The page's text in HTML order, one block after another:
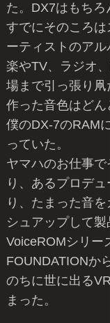
た。DX7はもちろ
すでにそのころ
ーティストのア
楽やTV、ラジオ
場まで引っ張り
作った音色はどん
僕のDX-7のRAM
っていた。
ヤマハのお仕事
り、あるプロデ
り、たまった音
シュアップして
VoiceROMシリー
FOUNDATIONか
のちに世に出る
まった。